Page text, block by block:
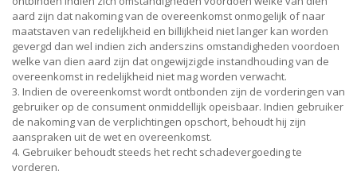
aard zijn dat nakoming van de overeenkomst onmogelijk of naar
maatstaven van redelijkheid en billijkheid niet langer kan worden
gevergd dan wel indien zich anderszins omstandigheden voordoen
welke van dien aard zijn dat ongewijzigde instandhouding van de
overeenkomst in redelijkheid niet mag worden verwacht.
3. Indien de overeenkomst wordt ontbonden zijn de vorderingen van
gebruiker op de consument onmiddellijk opeisbaar. Indien gebruiker
de nakoming van de verplichtingen opschort, behoudt hij zijn
aanspraken uit de wet en overeenkomst.
4. Gebruiker behoudt steeds het recht schadevergoeding te
vorderen.